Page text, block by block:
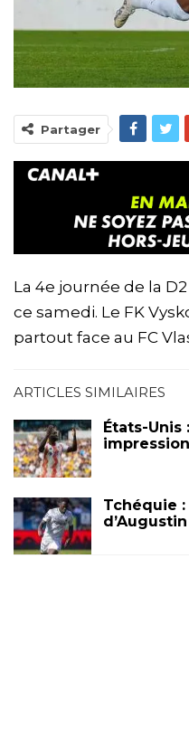
Partager
La 4e journée de la
ce samedi. Le FK
partout face au FC
ARTICLES SIMILAIRES
États-Unis
Tchéquie